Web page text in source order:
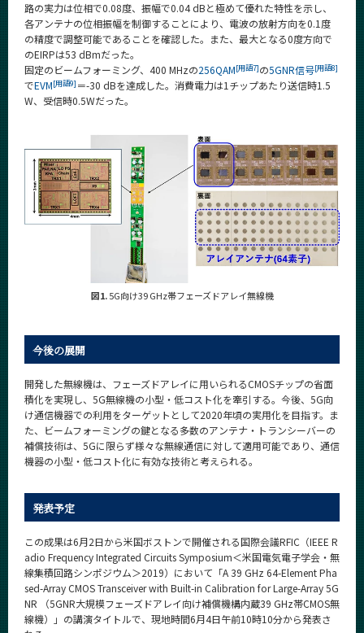
路の実力は位相で0.08度、振幅で0.04 dBと極めて優れた特性を示し、
各アンテナの位相振幅を制御することにより、電波の放射方向を0.1度
の精度で調整可能であることを確認した。また、最大となる0度方向で
のEIRPは53 dBmだった。
固定のビームフォーミング、400 MHzの256QAM[用語7]の5GNR信号[用語8]
でEVM[用語9] ＝-30 dBを達成した。消費電力は1チップあたり送信時1.5
W、受信時0.5Wだった。
図1.5G向け39 GHz帯フェーズドアレイ無線機
今後の展開
開発した無線機は、フェーズドアレイに用いられるCMOSチップの省面
積化を実現し、5G無線機の小型・低コスト化を牽引する。今後、5G向
け通信機器での利用をターゲットとして2020年頃の実用化を目指す。ま
た、ビームフォーミングの鍵となる多数のアンテナ・トランシーバーの
補償技術は、5Gに限らず様々な無線通信に対して適用可能であり、通信
機器の小型・低コスト化に有効な技術と考えられる。
発表予定
この成果は6月2日から米国ボストンで開催される国際会議RFIC（IEEE R
adio Frequency Integrated Circuits Symposium＜米国電気電子学会・無
線集積回路シンポジウム＞2019）において「A 39 GHz 64-Element Pha
sed-Array CMOS Transceiver with Built-in Calibration for Large-Array 5G
NR （5GNR大規模フェーズドアレイ向け補償機構内蔵39 GHz帯CMOS無
線機）」の講演タイトルで、現地時間6月4日午前10時10分から発表さ